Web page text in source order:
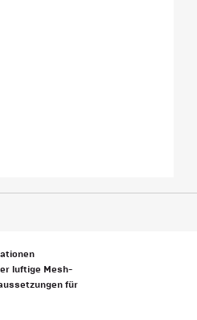
luftige Mesh-
für